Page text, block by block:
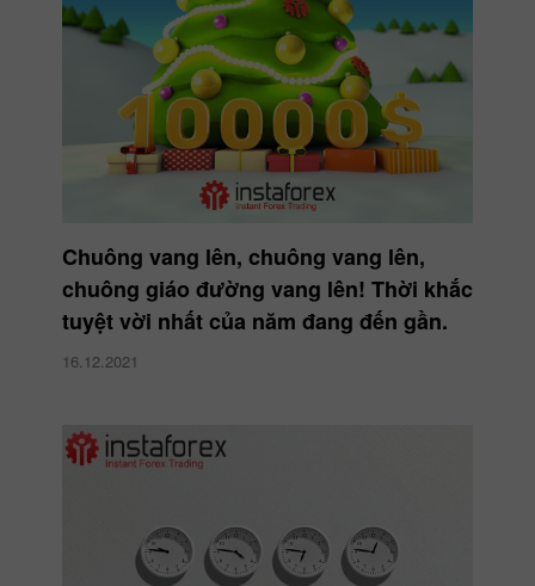
Chuông vang lên, chuông vang lên,
chuông giáo đường vang lên! Thời khắc
tuyệt vời nhất của năm đang đến gần.
16.12.2021